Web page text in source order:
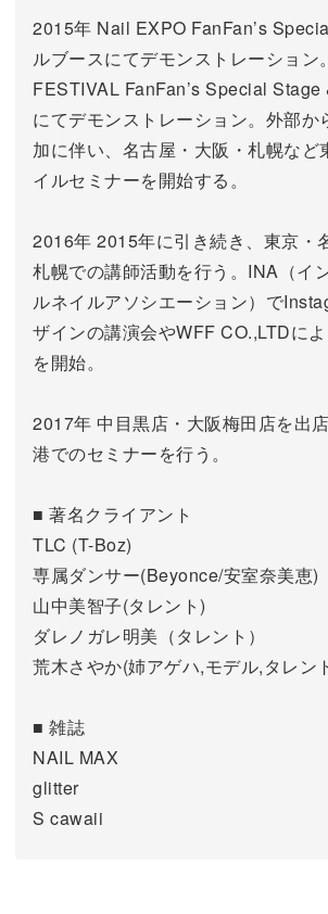
2015年 Nail EXPO FanFan’s
ルブースにてデモンストレーショ
FESTIVAL FanFan’s Special Stage
にてデモンストレーション。外部か
加に伴い、名古屋・大阪・札幌など
イルセミナーを開始する。
2016年 2015年に引き続き、東京・
札幌での講師活動を行う。INA（イ
ルネイルアソシエーション）で
ザインの講演会やWFF CO.,LTDに
を開始。
2017年 中目黒店・大阪梅田店を出
港でのセミナーを行う。
■ 著名クライアント
TLC (T-Boz)
専属ダンサー(Beyonce/安室奈美恵)
山中美智子(タレント)
ダレノガレ明美（タレント）
荒木さやか(姉アゲハ,モデル,タレン
■ 雑誌
NAIL MAX
glitter
S cawaii